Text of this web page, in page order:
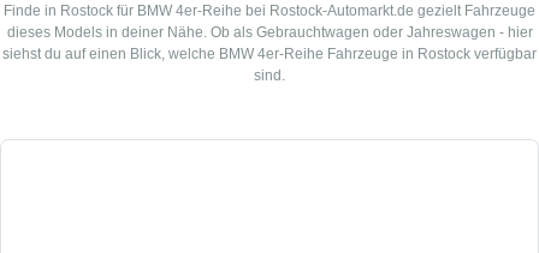
Finde in Rostock für BMW 4er-Reihe bei Rostock-Automarkt.de gezielt Fahrzeuge
dieses Models in deiner Nähe. Ob als Gebrauchtwagen oder Jahreswagen - hier
siehst du auf einen Blick, welche BMW 4er-Reihe Fahrzeuge in Rostock verfügbar
sind.